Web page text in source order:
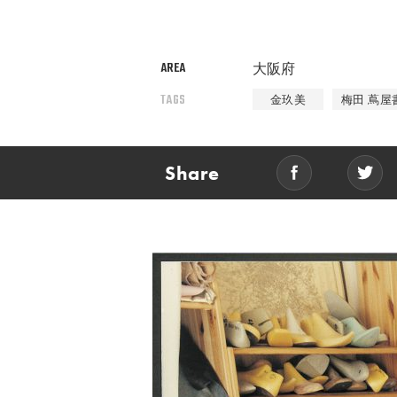
AREA 大阪府
TAGS 金玖美 梅田 蔦屋
Share